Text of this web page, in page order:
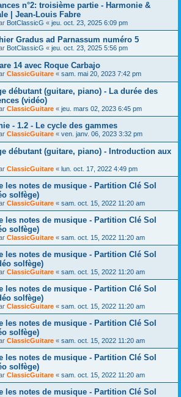
n°2: troisième partie - Harmonie &
| Jean-Louis Fabre
BotClassicG « jeu. oct. 23, 2025 6:09 pm
Gradus ad Parnassum numéro 5
BotClassicG « jeu. oct. 23, 2025 5:56 pm
14 avec Roque Carbajo
ClassicGuitare « sam. mai 20, 2023 7:42 pm
débutant (guitare, piano) - La durée des
(vidéo)
ClassicGuitare « jeu. mars 02, 2023 6:45 pm
- 1.2 - Le cycle des gammes
ClassicGuitare « ven. janv. 06, 2023 3:32 pm
débutant (guitare, piano) - Introduction aux
ClassicGuitare « lun. oct. 17, 2022 4:49 pm
les notes de musique - Partition Clé Sol
solfège)
ClassicGuitare « sam. oct. 15, 2022 11:20 am
les notes de musique - Partition Clé Sol
solfège)
ClassicGuitare « sam. oct. 15, 2022 11:20 am
les notes de musique - Partition Clé Sol
solfège)
ClassicGuitare « sam. oct. 15, 2022 11:20 am
les notes de musique - Partition Clé Sol
solfège)
ClassicGuitare « sam. oct. 15, 2022 11:20 am
les notes de musique - Partition Clé Sol
solfège)
ClassicGuitare « sam. oct. 15, 2022 11:20 am
les notes de musique - Partition Clé Sol
solfège)
ClassicGuitare « sam. oct. 15, 2022 11:20 am
les notes de musique - Partition Clé Sol